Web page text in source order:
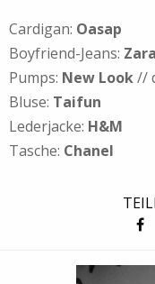
Cardigan: Oasap
Boyfriend-Jeans: Zara
Pumps: New Look//
Bluse: Taifun
Lederjacke: H&M
Tasche: Chanel